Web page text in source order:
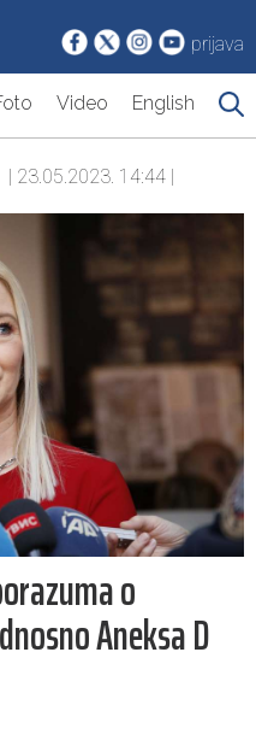
prijava
Video English
| 23.05.2023. 14:44 |
o
Aneksa D